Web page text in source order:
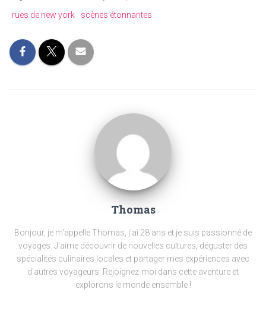
rues de new york
scènes étonnantes
Thomas
Bonjour, je m'appelle Thomas, j'ai 28 ans et je suis passionné de
voyages. J'aime découvrir de nouvelles cultures, déguster des
spécialités culinaires locales et partager mes expériences avec
d'autres voyageurs. Rejoignez-moi dans cette aventure et
explorons le monde ensemble !